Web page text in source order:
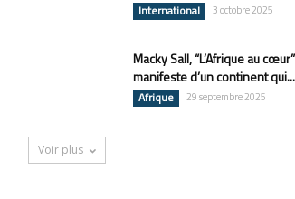
International 3 octobre 2025
Macky Sall, “L’Afrique au
manifeste d’un continent qui...
Afrique 29 septembre 2025
Voir plus